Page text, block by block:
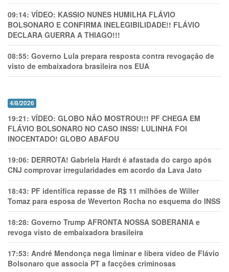
09:14: VÍDEO: KASSIO NUNES HUMlLHA FLÁVIO
BOLSONARO E CONFIRMA INELEGIBILIDADE!! FLÁVIO
DECLARA GUERRA A THIAGO!!!
08:55: Governo Lula prepara resposta contra revogação de
visto de embaixadora brasileira nos EUA
4/8/2026
19:21: VÍDEO: GLOBO NÃO MOSTROU!!! PF CHEGA EM
FLÁVIO BOLSONARO NO CASO INSS! LULINHA FOI
INOCENTADO! GLOBO ABAFOU
19:06: DERROTA! Gabriela Hardt é afastada do cargo após
CNJ comprovar irregularidades em acordo da Lava Jato
18:43: PF identifica repasse de R$ 11 milhões de Willer
Tomaz para esposa de Weverton Rocha no esquema do INSS
18:28: Governo Trump AFRONTA NOSSA SOBERANIA e
revoga visto de embaixadora brasileira
17:53: André Mendonça nega liminar e libera vídeo de Flávio
Bolsonaro que associa PT a facções criminosas